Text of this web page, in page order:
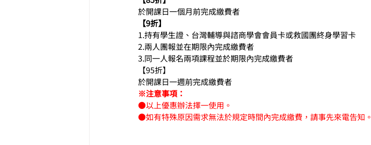
於開課日一個月前完成繳費者
【9折】
1.持有學生證、台灣輔導與諮商學會會員卡或救國團終身學習卡
2.兩人團報並在期限內完成繳費者
3.同一人報名兩項課程並於期限內完成繳費者
【95折】
於開課日一週前完成繳費者
※注意事項：
●以上優惠辦法擇一使用。
●如有特殊原因需求無法於規定時間內完成繳費，請事先來電告知。